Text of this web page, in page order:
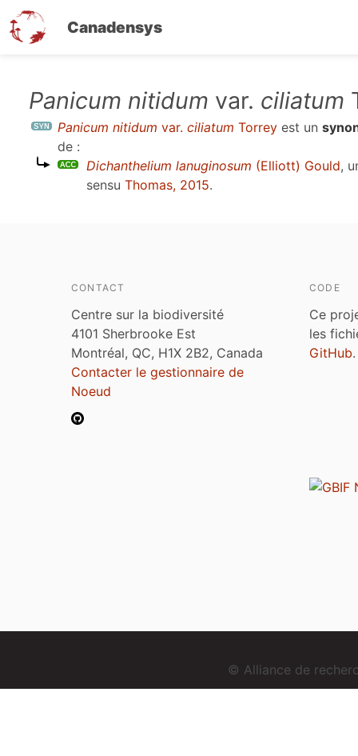
Canadensys
contenu
Panicum nitidum var. ciliatum
Panicum nitidum var. ciliatum Torrey est un
de :
Dichanthelium lanuginosum (Elliott) Gould,
sensu Thomas, 2015.
CONTACT
Centre sur la biodiversité
4101 Sherbrooke Est
Montréal, QC, H1X 2B2, Canada
Contacter le gestionnaire de
Noeud
CODE
Ce
les
GitHub.
© Alliance de